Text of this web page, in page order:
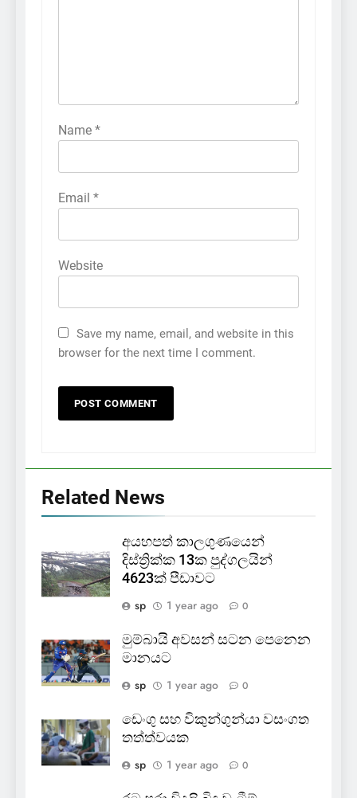
Name *
Email *
Website
Save my name, email, and website in this
browser for the next time I comment.
Related News
අයහපත් කාලගුණයෙන්
දිස්ත්‍රික්ක 13ක පුද්ගලයින්
4623ක් පීඩාවට
sp
1 year ago 0
මුම්බායි අවසන් සටන පෙනෙන
මානයට
sp
1 year ago 0
ඩෙංගු සහ විකුන්ගුන්යා වසංගත
තත්ත්වයක
sp
1 year ago 0